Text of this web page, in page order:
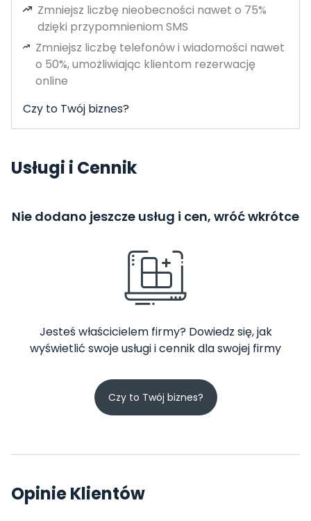
Zmniejsz liczbę nieobecności nawet o 75%
dzięki przypomnieniom SMS
Zmniejsz liczbę telefonów i wiadomości nawet
o 50%, umożliwiając klientom rezerwację
online
Czy to Twój biznes?
Usługi i Cennik
Nie dodano jeszcze usług i cen, wróć wkrótce
Jesteś właścicielem firmy? Dowiedz się, jak
wyświetlić swoje usługi i cennik dla swojej firmy
Czy to Twój biznes?
Opinie Klientów